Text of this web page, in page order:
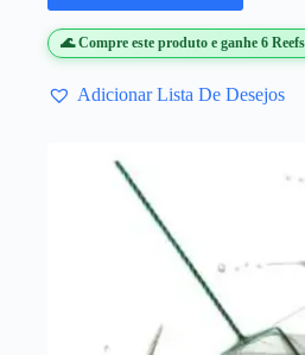
🌊 Compre este produto e ganhe 6 Reefs
Adicionar Lista De Desejos